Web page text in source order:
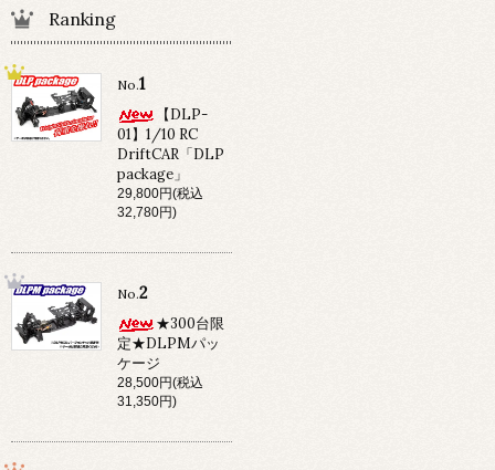
Ranking
No.1
【DLP-
01】1/10 RC
DriftCAR「DLP
package」
29,800円(税込
32,780円)
No.2
★300台限
定★DLPMパッ
ケージ
28,500円(税込
31,350円)